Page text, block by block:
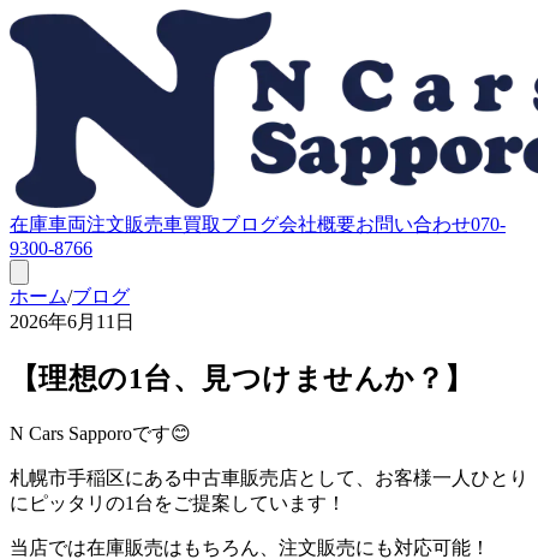
在庫車両注文販売車買取ブログ会社概要お問い合わせ070-
9300-8766
ホーム/ブログ
2026年6月11日
【理想の1台、見つけませんか？】
N Cars Sapporoです😊
札幌市手稲区にある中古車販売店として、お客様一人ひとり
にピッタリの1台をご提案しています！
当店では在庫販売はもちろん、注文販売にも対応可能！